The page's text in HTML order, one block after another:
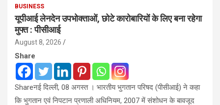
BUSINESS
यूपीआई लेनदेन उपभोक्ताओं, छोटे कारोबारियों के लिए बना रहेगा
मुफ्त : पीसीआई
August 8, 2026
Share
Shareनई दिल्ली, 08 अगस्त । भारतीय भुगतान परिषद (पीसीआई) ने कहा
कि भुगतान एवं निपटान प्रणाली अधिनियम, 2007 में संशोधन के बावजूद